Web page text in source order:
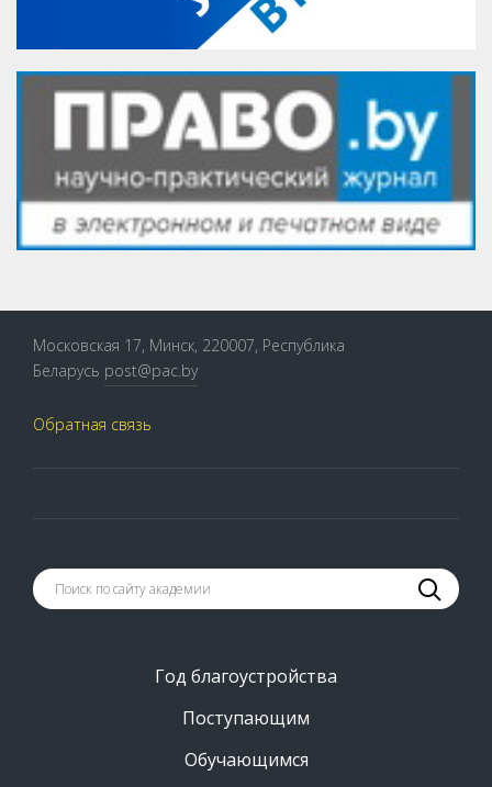
Московская 17, Минск, 220007, Республика
Беларусь post@pac.by
Обратная связь
Год благоустройства
Поступающим
Обучающимся